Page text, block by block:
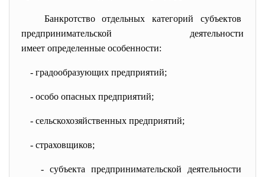
Банкротство отдельных категорий субъектов
предпринимательской деятельности
имеет определенные особенности:
- градообразующих предприятий;
- особо опасных предприятий;
- сельскохозяйственных предприятий;
- страховщиков;
- субъекта предпринимательской деятельности